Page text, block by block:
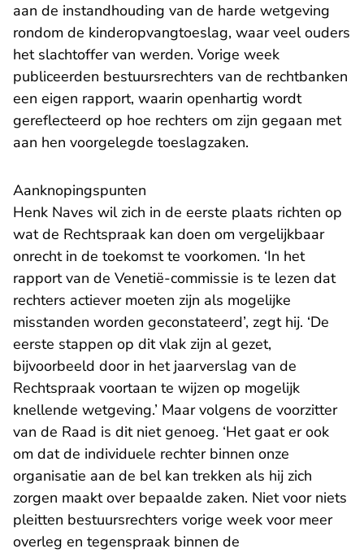
aan de instandhouding van de harde wetgeving
rondom de kinderopvangtoeslag, waar veel ouders
het slachtoffer van werden. Vorige week
publiceerden bestuursrechters van de rechtbanken
een eigen rapport, waarin openhartig wordt
gereflecteerd op hoe rechters om zijn gegaan met
aan hen voorgelegde toeslagzaken.
Aanknopingspunten
Henk Naves wil zich in de eerste plaats richten op
wat de Rechtspraak kan doen om vergelijkbaar
onrecht in de toekomst te voorkomen. ‘In het
rapport van de Venetië-commissie is te lezen dat
rechters actiever moeten zijn als mogelijke
misstanden worden geconstateerd’, zegt hij. ‘De
eerste stappen op dit vlak zijn al gezet,
bijvoorbeeld door in het jaarverslag van de
Rechtspraak voortaan te wijzen op mogelijk
knellende wetgeving.’ Maar volgens de voorzitter
van de Raad is dit niet genoeg. ‘Het gaat er ook
om dat de individuele rechter binnen onze
organisatie aan de bel kan trekken als hij zich
zorgen maakt over bepaalde zaken. Niet voor niets
pleitten bestuursrechters vorige week voor meer
overleg en tegenspraak binnen de